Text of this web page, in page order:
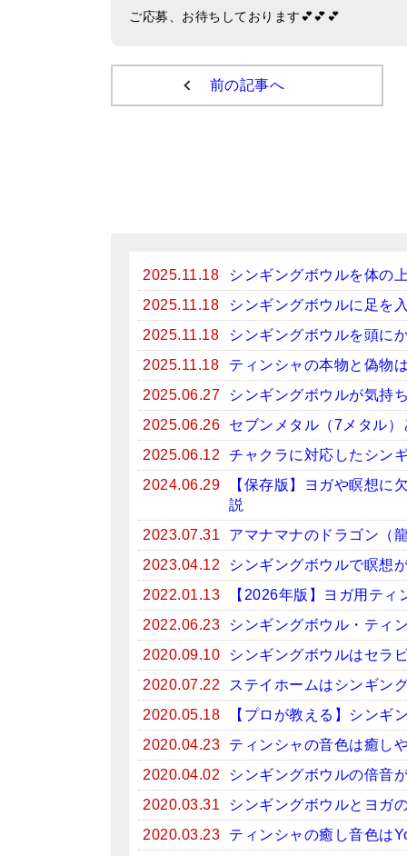
ご応募、お待ちしております💕💕💕
前の記事へ
2025.11.18
シンギングボウルを体の
2025.11.18
シンギングボウルに足を
2025.11.18
シンギングボウルを頭に
2025.11.18
ティンシャの本物と偽物
2025.06.27
シンギングボウルが気持
2025.06.26
セブンメタル（7メタル
2025.06.12
チャクラに対応したシン
2024.06.29
【保存版】ヨガや瞑想に
説
2023.07.31
アマナマナのドラゴン（
2023.04.12
シンギングボウルで瞑想
2022.01.13
【2026年版】ヨガ用テ
2022.06.23
シンギングボウル・ティ
2020.09.10
シンギングボウルはセラ
2020.07.22
ステイホームはシンギン
2020.05.18
【プロが教える】シンギ
2020.04.23
ティンシャの音色は癒し
2020.04.02
シンギングボウルの倍音
2020.03.31
シンギングボウルとヨガ
2020.03.23
ティンシャの癒し音色は